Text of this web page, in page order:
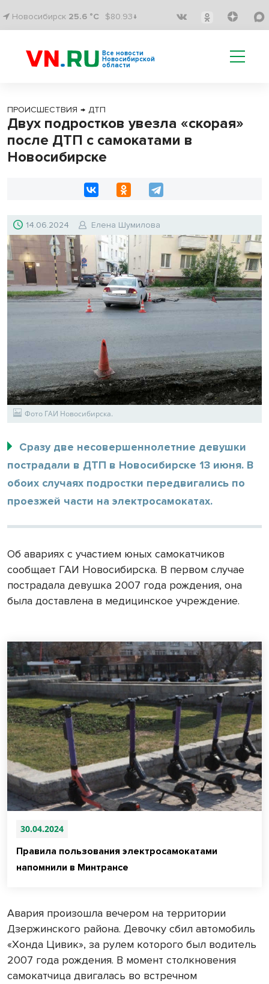
Новосибирск 25.6 °C $80.93↓
Все новости
Новосибирской
области
ПРОИСШЕСТВИЯ → ДТП
Двух подростков увезла «скорая»
после ДТП с самокатами в
Новосибирске
14.06.2024 Елена Шумилова
Фото ГАИ Новосибирска.
Сразу две несовершеннолетние девушки
пострадали в ДТП в Новосибирске 13 июня. В
обоих случаях подростки передвигались по
проезжей части на электросамокатах.
Об авариях с участием юных самокатчиков
сообщает ГАИ Новосибирска. В первом случае
пострадала девушка 2007 года рождения, она
была доставлена в медицинское учреждение.
30.04.2024
Правила пользования электросамокатами
напомнили в Минтрансе
Авария произошла вечером на территории
Дзержинского района. Девочку сбил автомобиль
«Хонда Цивик», за рулем которого был водитель
2007 года рождения. В момент столкновения
самокатчица двигалась во встречном